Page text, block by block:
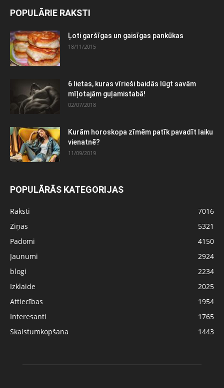
POPULĀRIE RAKSTI
Ļoti garšīgas un gaisīgas pankūkas
18/11/2015
6 lietas, kuras vīrieši baidās lūgt savām
mīļotajām guļamistabā!
02/07/2018
Kurām horoskopa zīmēm patīk pavadīt laiku
vienatnē?
11/09/2019
POPULĀRĀS KATEGORIJAS
Raksti
7016
Ziņas
5321
Padomi
4150
Jaunumi
2924
blogi
2234
Izklaide
2025
Attiecības
1954
Interesanti
1765
Skaistumkopšana
1443